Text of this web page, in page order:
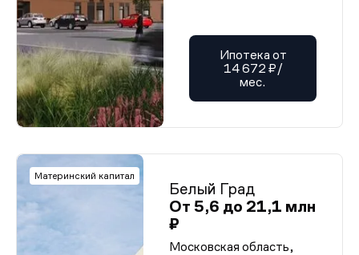
Ипотека от
14 672 ₽/
мес.
Материнский капитал
Белый Град
От 5,6 до 21,1 млн
₽
Московская область,